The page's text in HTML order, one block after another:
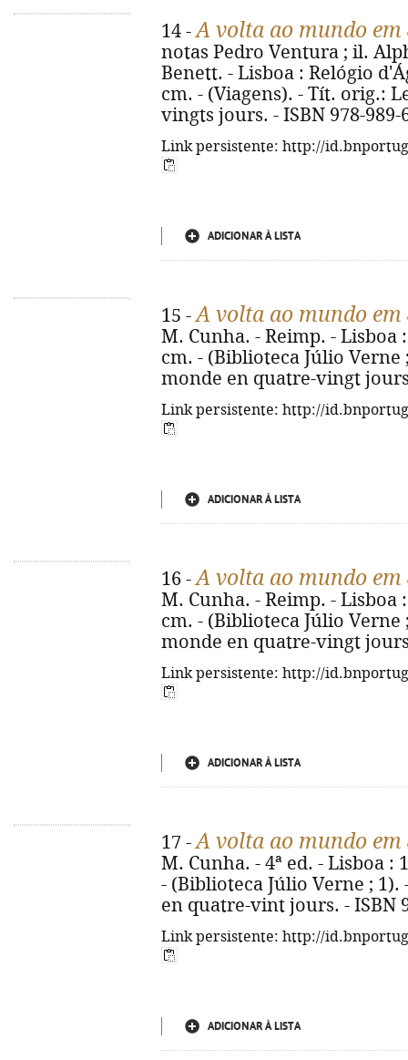
14 -A volta ao mundo em
notas Pedro Ventura ; il.
Benett. - Lisboa : Relógio
cm. - (Viagens). - Tít. orig.:
vingts jours. - ISBN 978-989-
Link persistente: http://
ADICIONAR À LISTA
15 -A volta ao mundo em
M. Cunha. - Reimp. - Lisboa
cm. - (Biblioteca Júlio
monde en quatre-vingt
Link persistente: http://
ADICIONAR À LISTA
16 -A volta ao mundo em
M. Cunha. - Reimp. - Lisboa
cm. - (Biblioteca Júlio
monde en quatre-vingt
Link persistente: http://
ADICIONAR À LISTA
17 -A volta ao mundo em
M. Cunha. - 4ª ed. - Lisboa :
- (Biblioteca Júlio Verne ;
en quatre-vint jours. - ISBN
Link persistente: http://
ADICIONAR À LISTA